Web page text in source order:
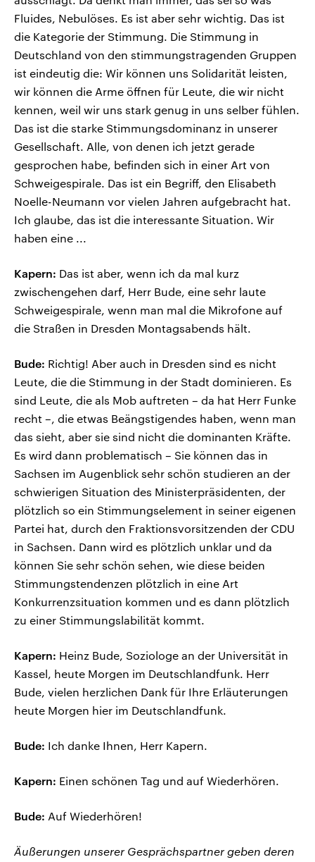
Fluides, Nebulöses. Es ist aber sehr wichtig. Das ist
die Kategorie der Stimmung. Die Stimmung in
Deutschland von den stimmungstragenden Gruppen
ist eindeutig die: Wir können uns Solidarität leisten,
wir können die Arme öffnen für Leute, die wir nicht
kennen, weil wir uns stark genug in uns selber fühlen.
Das ist die starke Stimmungsdominanz in unserer
Gesellschaft. Alle, von denen ich jetzt gerade
gesprochen habe, befinden sich in einer Art von
Schweigespirale. Das ist ein Begriff, den Elisabeth
Noelle-Neumann vor vielen Jahren aufgebracht hat.
Ich glaube, das ist die interessante Situation. Wir
haben eine ...
Kapern: Das ist aber, wenn ich da mal kurz
zwischengehen darf, Herr Bude, eine sehr laute
Schweigespirale, wenn man mal die Mikrofone auf
die Straßen in Dresden Montagsabends hält.
Bude: Richtig! Aber auch in Dresden sind es nicht
Leute, die die Stimmung in der Stadt dominieren. Es
sind Leute, die als Mob auftreten – da hat Herr Funke
recht –, die etwas Beängstigendes haben, wenn man
das sieht, aber sie sind nicht die dominanten Kräfte.
Es wird dann problematisch – Sie können das in
Sachsen im Augenblick sehr schön studieren an der
schwierigen Situation des Ministerpräsidenten, der
plötzlich so ein Stimmungselement in seiner eigenen
Partei hat, durch den Fraktionsvorsitzenden der CDU
in Sachsen. Dann wird es plötzlich unklar und da
können Sie sehr schön sehen, wie diese beiden
Stimmungstendenzen plötzlich in eine Art
Konkurrenzsituation kommen und es dann plötzlich
zu einer Stimmungslabilität kommt.
Kapern: Heinz Bude, Soziologe an der Universität in
Kassel, heute Morgen im Deutschlandfunk. Herr
Bude, vielen herzlichen Dank für Ihre Erläuterungen
heute Morgen hier im Deutschlandfunk.
Bude: Ich danke Ihnen, Herr Kapern.
Kapern: Einen schönen Tag und auf Wiederhören.
Bude: Auf Wiederhören!
Äußerungen unserer Gesprächspartner geben deren